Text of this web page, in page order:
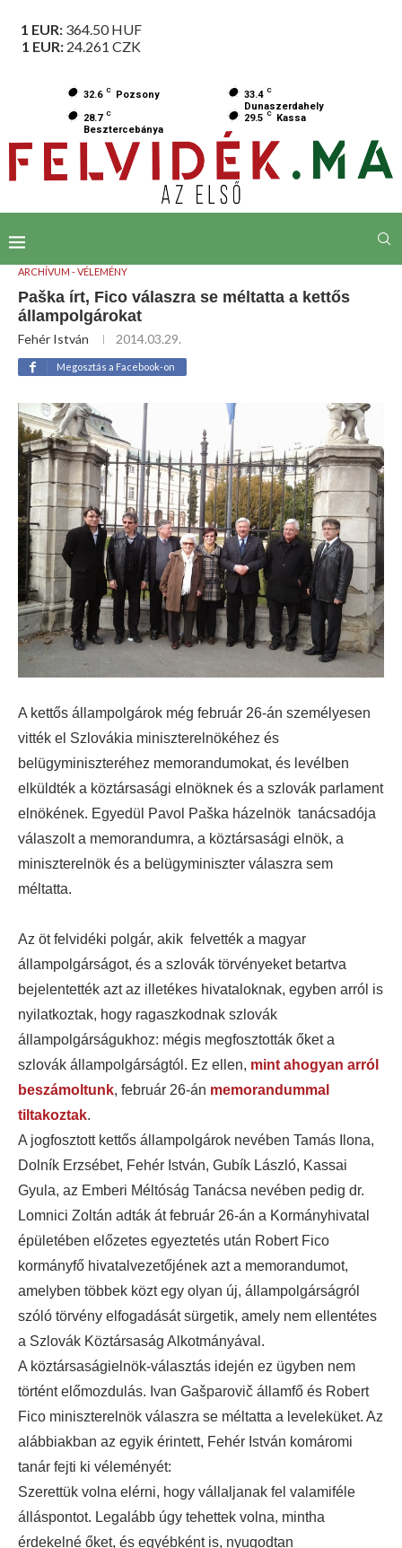
1 EUR: 364.50HUF
1 EUR: 24.261 CZK
32.6 C Pozsony 33.4 C
Dunaszerdahely
28.7 C
Besztercebánya
29.5 C Kassa
ARCHÍVUM - VÉLEMÉNY
Paška írt, Fico válaszra se méltatta a kettős
állampolgárokat
Fehér István 2014.03.29.
Megosztás a Facebook-on
A kettős állampolgárok még február 26-án személyesen
vitték el Szlovákia miniszterelnökéhez és
belügyminiszteréhez memorandumokat, és levélben
elküldték a köztársasági elnöknek és a szlovák parlament
elnökének. Egyedül Pavol Paška házelnök tanácsadója
válaszolt a memorandumra, a köztársasági elnök, a
miniszterelnök és a belügyminiszter válaszra sem
méltatta.
Az öt felvidéki polgár, akik felvették a magyar
állampolgárságot, és a szlovák törvényeket betartva
bejelentették azt az illetékes hivataloknak, egyben arról is
nyilatkoztak, hogy ragaszkodnak szlovák
állampolgárságukhoz: mégis megfosztották őket a
szlovák állampolgárságtól. Ez ellen, mint ahogyan arról
beszámoltunk, február 26-án memorandummal
tiltakoztak.
A jogfosztott kettős állampolgárok nevében Tamás Ilona,
Dolník Erzsébet, Fehér István, Gubík László, Kassai
Gyula, az Emberi Méltóság Tanácsa nevében pedig dr.
Lomnici Zoltán adták át február 26-án a Kormányhivatal
épületében előzetes egyeztetés után Robert Fico
kormányfő hivatalvezetőjének azt a memorandumot,
amelyben többek közt egy olyan új, állampolgárságról
szóló törvény elfogadását sürgetik, amely nem ellentétes
a Szlovák Köztársaság Alkotmányával.
A köztársaságielnök-választás idején ez ügyben nem
történt előmozdulás. Ivan Gašparovič államfő és Robert
Fico miniszterelnök válaszra se méltatta a leveleküket. Az
alábbiakban az egyik érintett, Fehér István komáromi
tanár fejti ki véleményét:
Szerettük volna elérni, hogy vállaljanak fel valamiféle
álláspontot. Legalább úgy tehettek volna, mintha
érdekelné őket, és egyébként is, nyugodtan